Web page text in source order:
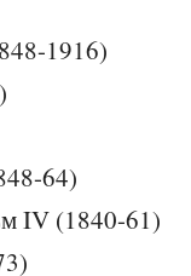
1916)
64)
IV (1840-61)